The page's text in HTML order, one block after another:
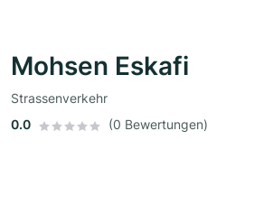
Mohsen Eskafi
Strassenverkehr
0.0
(0 Bewertungen)